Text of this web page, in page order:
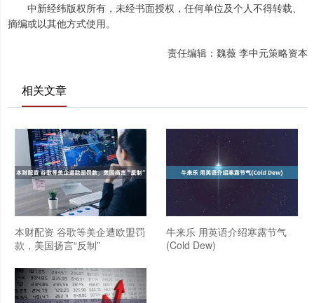
中新经纬版权所有，未经书面授权，任何单位及个人不得转载、
摘编或以其他方式使用。
责任编辑：魏薇 李中元策略资本
相关文章
本财配资 谷歌等美企遭欧盟罚
款，美国扬言“反制”
牛来乐 用英语介绍寒露节气
(Cold Dew)